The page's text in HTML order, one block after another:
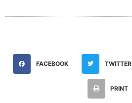
FACEBOOK TWITTER
PRINT